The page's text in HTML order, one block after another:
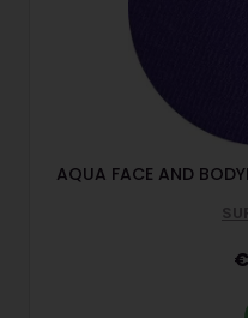
AQUA FACE AND